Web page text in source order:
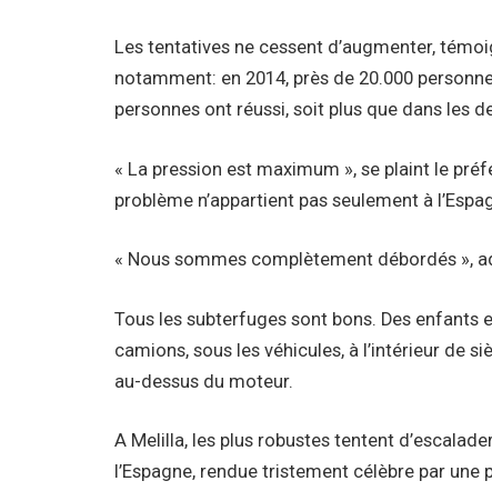
Les tentatives ne cessent d’augmenter,
notamment: en 2014, près de 20.000
personnes ont réussi, soit plus que dans les
« La pression est maximum », se plaint le
problème n’appartient pas seulement à
« Nous sommes complètement débordés »,
Tous les subterfuges sont bons. Des
camions, sous les véhicules, à l’intérieur de
au-dessus du moteur.
A Melilla, les plus robustes tentent
l’Espagne, rendue tristement célèbre par